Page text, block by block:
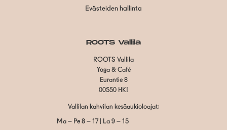
Evästeiden hallinta
ROOTS Vallila
ROOTS Vallila
Yoga & Café
Eurantie 8
00550 HKI
Vallilan kahvilan kesäaukioloajat:
Ma – Pe 8 – 17 | La 9 – 15